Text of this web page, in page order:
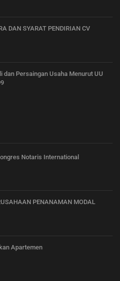
DAN SYARAT PENDIRIAN CV
dan Persaingan Usaha Menurut UU
Notaris International
PENANAMAN MODAL
Apartemen